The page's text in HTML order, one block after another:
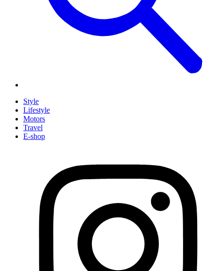
Style
Lifestyle
Motors
Travel
E-shop